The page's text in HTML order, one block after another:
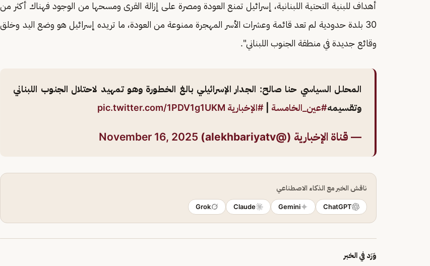
أهداف للبنية التحتية اللبنانية، إسرائيل تمنع العودة ومصرة على إزالة القرى ومسحها من الوجود فهناك أكثر من
30 بلدة حدودية لم تعد قائمة وعشرات الأسر المهجرة ممنوعة من العودة، ما تريده إسرائيل هو وضع اليد وخلق
وقائع جديدة في منطقة الجنوب اللبناني".
المحلل السياسي حنا صالح: الجدار الإسرائيلي بالغ الخطورة وهو تمهيد لاحتلال الجنوب اللبناني
وتقسيمه#عين_الخامسة #الإخبارية pic.twitter.com/1PDV1g1UKM
— قناة الإخبارية (@alekhbariyatv) November 16, 2025
ناقش الخبر مع الذكاء الاصطناعي
ChatGPT
Gemini
Claude
Grok
وَرَد في الخبر